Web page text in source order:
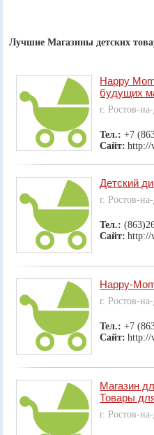
Лучшие Магазины детских
Happy
будущих
г. Ростов-
Тел.:+7
Сайт: http://
Детский
г. Ростов-
Тел.:
Сайт: http://
Happy-
г. Ростов-
Тел.:+7
Сайт: http://
Магазин
Товары
г. Ростов-